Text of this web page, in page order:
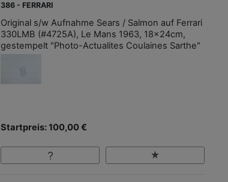
386 - FERRARI
Original s/w Aufnahme Sears / Salmon auf Ferrari
330LMB (#4725A), Le Mans 1963, 18x24cm,
gestempelt "Photo-Actualites Coulaines Sarthe"
Startpreis: 100,00 €